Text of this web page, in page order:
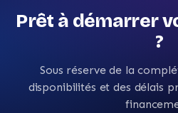
Prêt à démarrer
?
Sous réserve de la
disponibilités et des délais